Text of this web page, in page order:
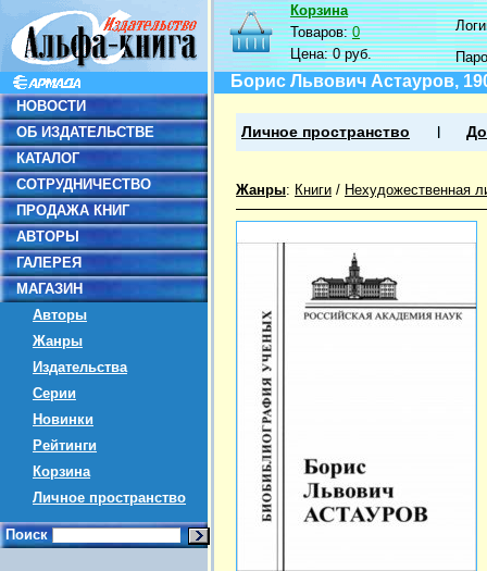
НОВОСТИ
ОБ ИЗДАТЕЛЬСТВЕ
КАТАЛОГ
СОТРУДНИЧЕСТВО
ПРОДАЖА КНИГ
АВТОРЫ
ГАЛЕРЕЯ
МАГАЗИН
Авторы
Жанры
Издательства
Серии
Новинки
Рейтинги
Корзина
Личное пространство
Поиск
Корзина
Товаров:0
Цена:0 руб.
Борис Львович Астауров,
Личное пространство
Жанры: Книги / Нехудожественная